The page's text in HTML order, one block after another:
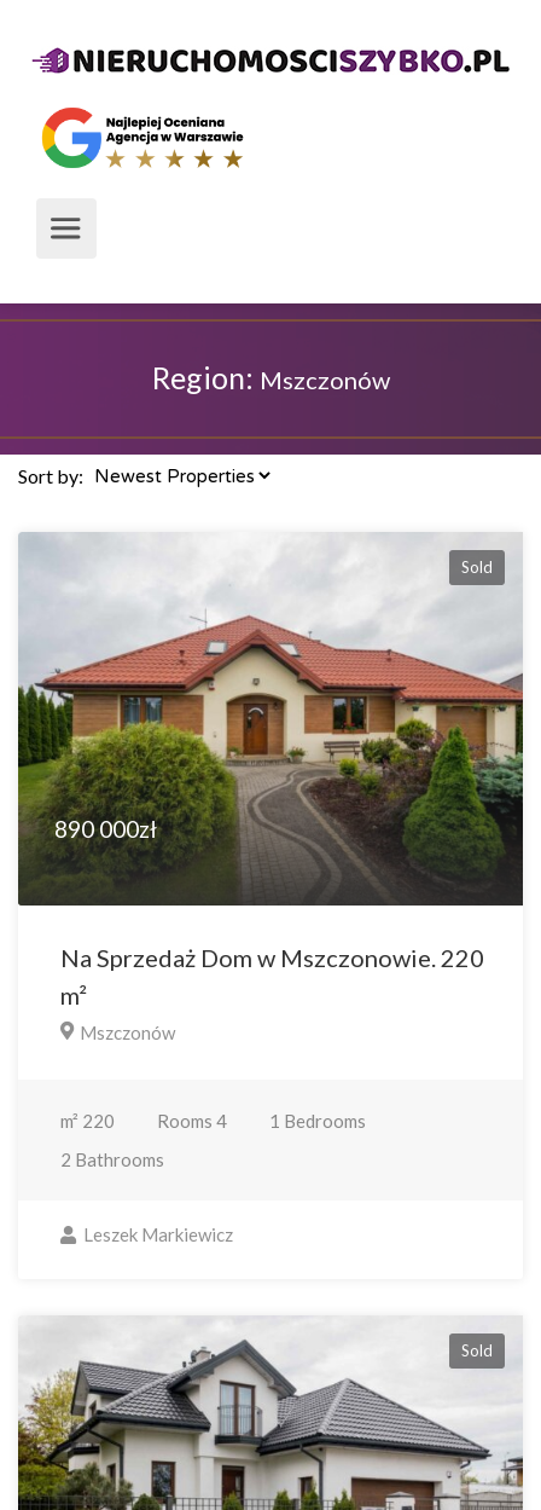
Region: Mszczonów
Sort by:
Sold
890 000zł
Na Sprzedaż Dom w Mszczonowie. 220
m²
Mszczonów
m² 220 Rooms 4 1 Bedrooms
2 Bathrooms
Leszek Markiewicz
Sold